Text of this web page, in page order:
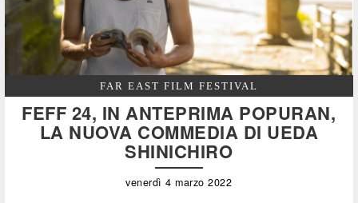
FAR EAST FILM FESTIVAL
FEFF 24, IN ANTEPRIMA POPURAN,
LA NUOVA COMMEDIA DI UEDA
SHINICHIRO
venerdì 4 marzo 2022